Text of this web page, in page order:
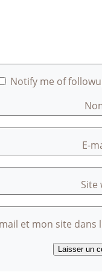
Notify me of
E-
Site
et mon site